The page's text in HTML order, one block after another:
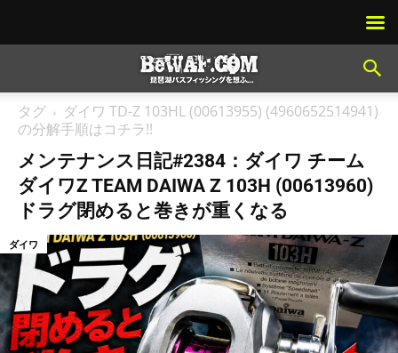
タグ
ダイワ TD-Z 103HL (00613955) (4960652514941)
の分解手順はコチラ!!
メンテナンス日記#2384：ダイワ チーム
ダイワZ TEAM DAIWA Z 103H (00613960)
ドラグ閉めると巻きが重くなる
ダイワ